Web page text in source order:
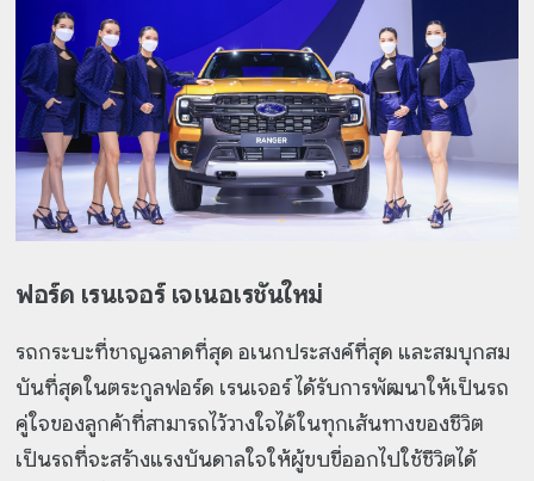
ฟอร์ด เรนเจอร์ เจเนอเรชันใหม่
รถกระบะที่ชาญฉลาดที่สุด อเนกประสงค์ที่สุด และสมบุกสม
บันที่สุดในตระกูลฟอร์ด เรนเจอร์ ได้รับการพัฒนาให้เป็นรถ
คู่ใจของลูกค้าที่สามารถไว้วางใจได้ในทุกเส้นทางของชีวิต
เป็นรถที่จะสร้างแรงบันดาลใจให้ผู้ขบขี่ออกไปใช้ชีวิตได้